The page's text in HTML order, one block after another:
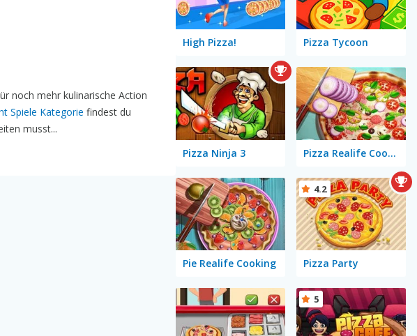
noch mehr kulinarische Action
Spiele Kategorie findest du
musst...
High Pizza! Pizza Tycoon
Pizza Ninja 3 Pizza Realife Cooking
Pie Realife Cooking Pizza Party
4.2
5